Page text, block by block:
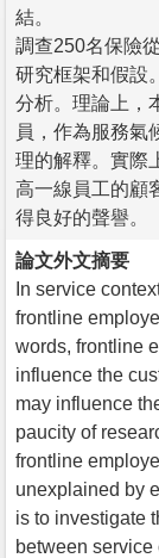
結。
調查250名保險
研究框架和假設
分析。理論上，
員，作為服務氣
理的解釋。實際
高一線員工的顧
得良好的聲譽。
論文外文摘要
In service
frontline
words, frontline
influence the
may influence
paucity of
frontline
unexplained by
is to investigate
between service